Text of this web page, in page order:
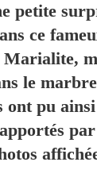
petite
ce
le
ont pu